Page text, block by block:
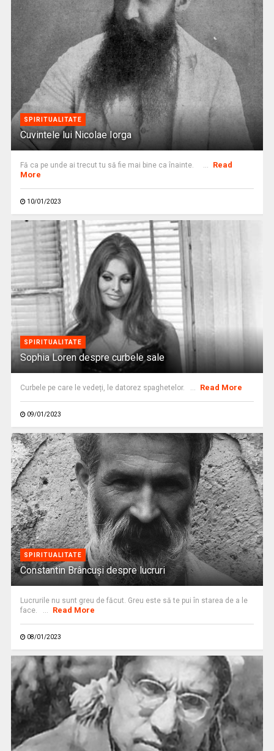
SPIRITUALITATE
Cuvintele lui Nicolae Iorga
Fă ca pe unde ai trecut tu să fie mai bine ca înainte. ...
Read
More
10/01/2023
SPIRITUALITATE
Sophia Loren despre curbele sale
Curbele pe care le vedeți, le datorez spaghetelor. ... Read More
09/01/2023
SPIRITUALITATE
Constantin Brâncuși despre lucruri
Lucrurile nu sunt greu de făcut. Greu este să te pui în starea de a le
face. ...
Read More
08/01/2023